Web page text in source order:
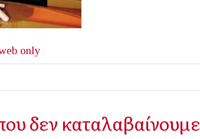
only
δεν καταλαβαίνουμε